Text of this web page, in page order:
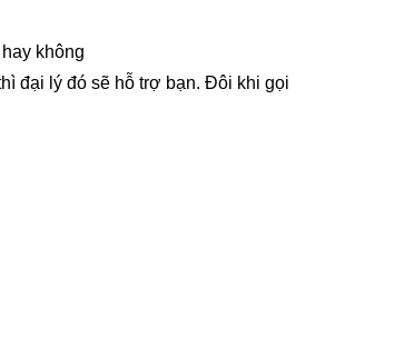
không
đại lý đó sẽ hỗ trợ bạn. Đôi khi gọi